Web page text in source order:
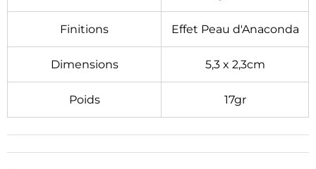
Finitions Effet Peau d'Anaconda
Dimensions 5,3 x 2,3cm
Poids 17gr